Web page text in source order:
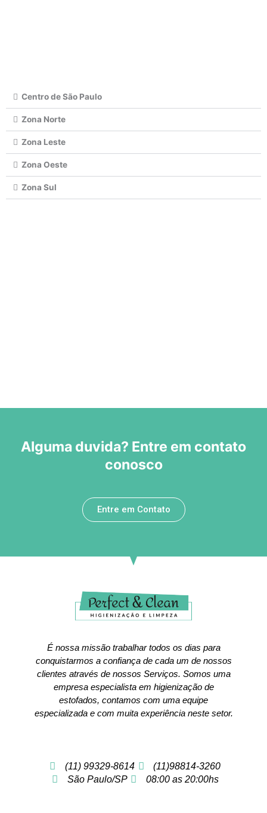
Centro de São Paulo
Zona Norte
Zona Leste
Zona Oeste
Zona Sul
Alguma duvida? Entre em contato
conosco
Entre em Contato
É nossa missão trabalhar todos os dias para
conquistarmos a confiança de cada um de nossos
clientes através de nossos Serviços. Somos uma
empresa especialista em higienização de
estofados, contamos com uma equipe
especializada e com muita experiência neste setor.
(11) 99329-8614
(11)98814-3260
São Paulo/SP
08:00 as 20:00hs